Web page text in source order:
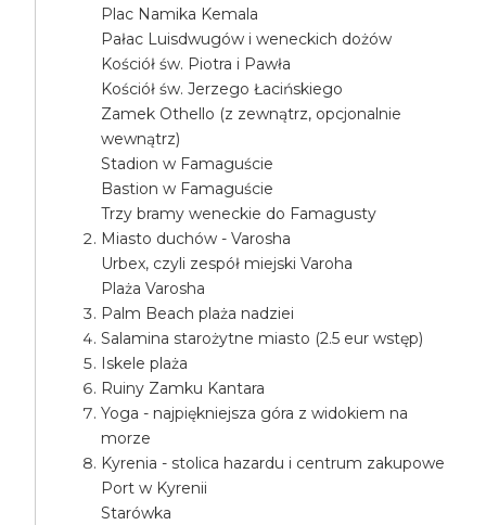
Plac Namika Kemala
Pałac Luisdwugów i weneckich dożów
Kościół św. Piotra i Pawła
Kościół św. Jerzego Łacińskiego
Zamek Othello (z zewnątrz, opcjonalnie
wewnątrz)
Stadion w Famaguście
Bastion w Famaguście
Trzy bramy weneckie do Famagusty
Miasto duchów - Varosha
Urbex, czyli zespół miejski Varoha
Plaża Varosha
Palm Beach plaża nadziei
Salamina starożytne miasto (2.5 eur wstęp)
Iskele plaża
Ruiny Zamku Kantara
Yoga - najpiękniejsza góra z widokiem na
morze
Kyrenia - stolica hazardu i centrum zakupowe
Port w Kyrenii
Starówka